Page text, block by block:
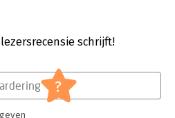
schrijft!
?